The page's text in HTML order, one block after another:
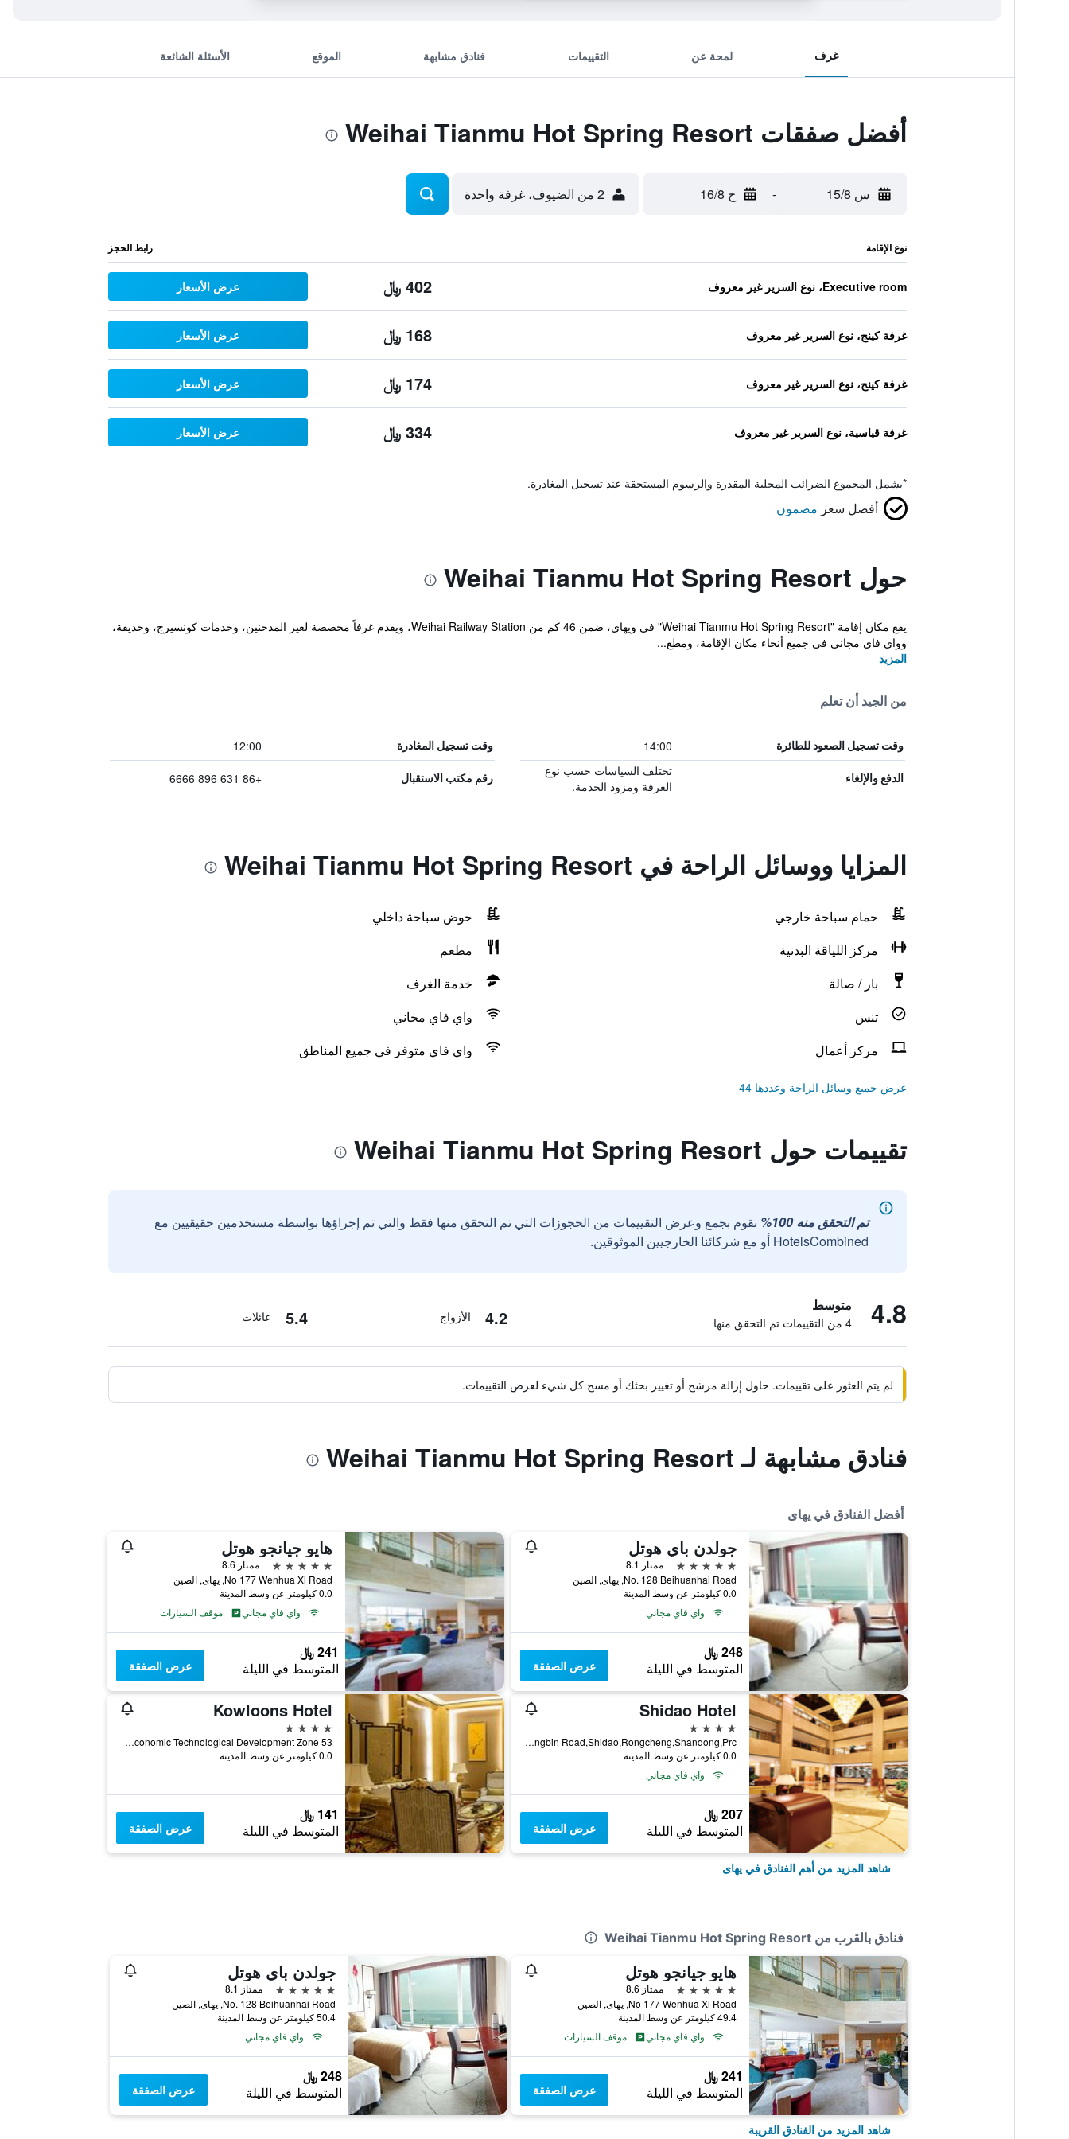
غرف لمحة عن التقييمات فنادق مشابهة الموقع الأسئلة الشائعة
أفضل صفقات Weihai Tianmu Hot Spring Resort
س 15/8 - ح 16/8 2 من الضيوف، غرفة واحدة
نوع الإقامة رابط الحجز
Executive room، نوع السرير غير معروف 402 ﷼ عرض الأسعار
غرفة كينج، نوع السرير غير معروف 168 ﷼ عرض الأسعار
غرفة كينج، نوع السرير غير معروف 174 ﷼ عرض الأسعار
غرفة قياسية، نوع السرير غير معروف 334 ﷼ عرض الأسعار
*يشمل المجموع الضرائب المحلية المقدرة والرسوم المستحقة عند تسجيل المغادرة.
أفضل سعر مضمون
حول Weihai Tianmu Hot Spring Resort
يقع مكان إقامة "Weihai Tianmu Hot Spring Resort" في ويهاي، ضمن 46 كم من Weihai Railway Station، ويقدم غرفاً مخصصة لغير المدخنين، وخدمات كونسيرج، وحديقة،
وواي فاي مجاني في جميع أنحاء مكان الإقامة، ومطع...
المزيد
من الجيد أن تعلم
وقت تسجيل الصعود للطائرة 14:00 وقت تسجيل المغادرة 12:00
الدفع والإلغاء
تختلف السياسات حسب نوع
الغرفة ومزود الخدمة.
رقم مكتب الاستقبال +86 631 896 6666
المزايا ووسائل الراحة في Weihai Tianmu Hot Spring Resort
حمام سباحة خارجي
حوض سباحة داخلي
مركز اللياقة البدنية
مطعم
بار / صالة
خدمة الغرف
تنس
واي فاي مجاني
مركز أعمال
واي فاي متوفر في جميع المناطق
عرض جميع وسائل الراحة وعددها 44
تقييمات حول Weihai Tianmu Hot Spring Resort
تم التحقق منه 100%
نقوم بجمع وعرض التقييمات من الحجوزات التي تم التحقق منها فقط والتي تم إجراؤها بواسطة مستخدمين حقيقيين مع
HotelsCombined أو مع شركائنا الخارجيين الموثوقين.
4.8 متوسط
4 من التقييمات تم التحقق منها 4.2 الأزواج 5.4 عائلات
لم يتم العثور على تقييمات. حاول إزالة مرشح أو تغيير بحثك أو مسح كل شيء لعرض التقييمات.
فنادق مشابهة لـ Weihai Tianmu Hot Spring Resort
أفضل الفنادق في يهاى
جولدن باي هوتل
5 نجوم
ممتاز 8.1
No. 128 Beihuanhai Road, يهاى, الصين
0.0 كيلومتر عن وسط المدينة
واي فاي مجاني
248 ﷼
المتوسط في الليلة عرض الصفقة
هايو جيانجو هوتل
5 نجوم
ممتاز 8.6
No 177 Wenhua Xi Road, يهاى, الصين
0.0 كيلومتر عن وسط المدينة
واي فاي مجاني
موقف السيارات
241 ﷼
المتوسط في الليلة عرض الصفقة
Shidao Hotel
4 نجوم
No.1,Yingbin Road,Shidao,Rongcheng,Shandong,Prc, يهاى, الصين
0.0 كيلومتر عن وسط المدينة
واي فاي مجاني
207 ﷼
المتوسط في الليلة عرض الصفقة
Kowloons Hotel
4 نجوم
53 Daqing Road Economic Technological Development Zone, يهاى, الصين
0.0 كيلومتر عن وسط المدينة
141 ﷼
المتوسط في الليلة عرض الصفقة
شاهد المزيد من أهم الفنادق في يهاى
فنادق بالقرب من Weihai Tianmu Hot Spring Resort
هايو جيانجو هوتل
5 نجوم
ممتاز 8.6
No 177 Wenhua Xi Road, يهاى, الصين
49.4 كيلومتر عن وسط المدينة
واي فاي مجاني
موقف السيارات
241 ﷼
المتوسط في الليلة عرض الصفقة
جولدن باي هوتل
5 نجوم
ممتاز 8.1
No. 128 Beihuanhai Road, يهاى, الصين
50.4 كيلومتر عن وسط المدينة
واي فاي مجاني
248 ﷼
المتوسط في الليلة عرض الصفقة
شاهد المزيد من الفنادق القريبة